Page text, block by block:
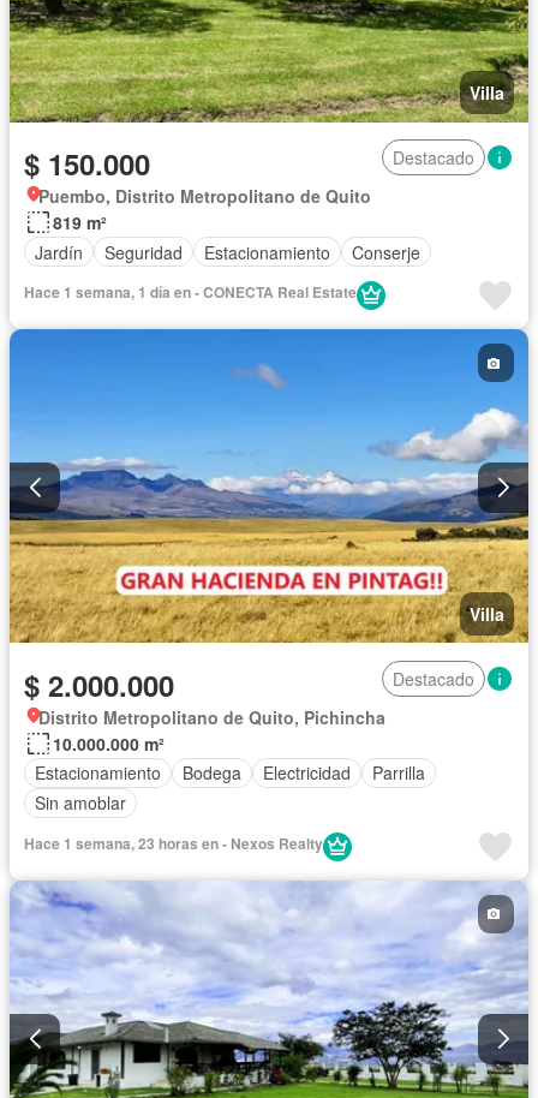
Villa
$ 150.000
Destacado
Puembo, Distrito Metropolitano de Quito
819 m²
Jardín
Seguridad Estacionamiento Conserje
Hace 1 semana, 1 día en - CONECTA Real Estate
Villa
$ 2.000.000
Destacado
Distrito Metropolitano de Quito, Pichincha
10.000.000 m²
Estacionamiento
Bodega Electricidad
Parrilla
Sin amoblar
Hace 1 semana, 23 horas en - Nexos Realty